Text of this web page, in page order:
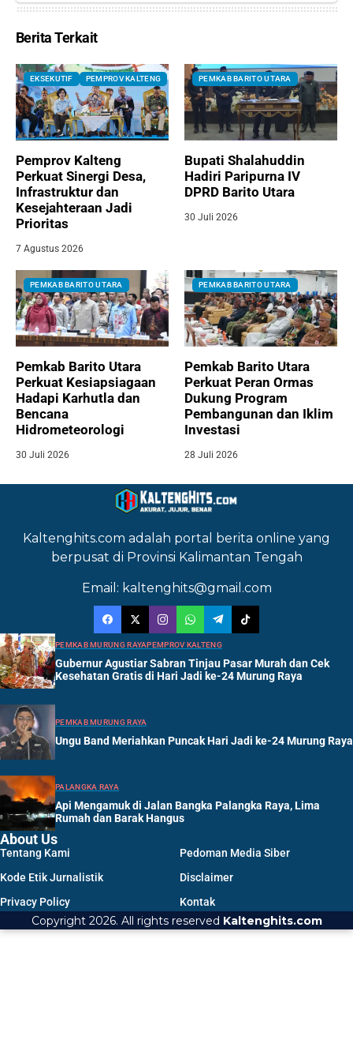
Berita Terkait
EKSEKUTIF PEMPROV KALTENG
Pemprov Kalteng
Perkuat Sinergi Desa,
Infrastruktur dan
Kesejahteraan Jadi
Prioritas
7 Agustus 2026
PEMKAB BARITO UTARA
Bupati Shalahuddin
Hadiri Paripurna IV
DPRD Barito Utara
30 Juli 2026
PEMKAB BARITO UTARA
Pemkab Barito Utara
Perkuat Kesiapsiagaan
Hadapi Karhutla dan
Bencana
Hidrometeorologi
30 Juli 2026
PEMKAB BARITO UTARA
Pemkab Barito Utara
Perkuat Peran Ormas
Dukung Program
Pembangunan dan Iklim
Investasi
28 Juli 2026
Kaltenghits.com adalah portal berita online yang
berpusat di Provinsi Kalimantan Tengah
Email: kaltenghits@gmail.com
PEMKAB MURUNG RAYAPEMPROV KALTENG
Gubernur Agustiar Sabran Tinjau Pasar Murah dan Cek
Kesehatan Gratis di Hari Jadi ke-24 Murung Raya
PEMKAB MURUNG RAYA
Ungu Band Meriahkan Puncak Hari Jadi ke-24 Murung Raya
PALANGKA RAYA
Api Mengamuk di Jalan Bangka Palangka Raya, Lima
Rumah dan Barak Hangus
About Us
Tentang Kami
Pedoman Media Siber
Kode Etik Jurnalistik
Disclaimer
Privacy Policy
Kontak
Copyright 2026. All rights reserved Kaltenghits.com